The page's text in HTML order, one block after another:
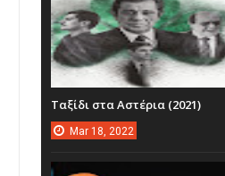
Ταξίδι στα Αστέρια (2021)
Mar 18, 2022